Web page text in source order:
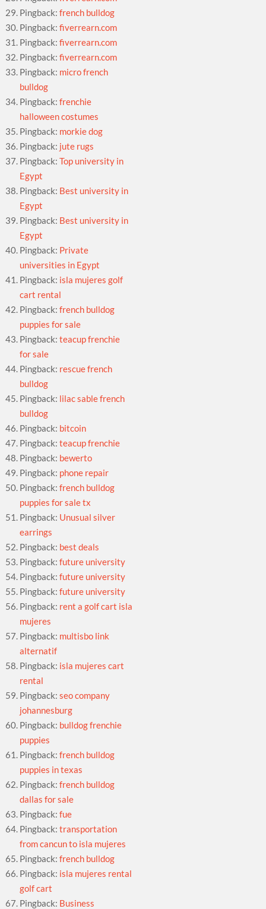
Pingback:french bulldog
Pingback:fiverrearn.com
Pingback:fiverrearn.com
Pingback:fiverrearn.com
Pingback: micro french
bulldog
Pingback:frenchie
halloween costumes
Pingback: morkie dog
Pingback: jute rugs
Pingback:Top university in
Egypt
Pingback: Best university in
Egypt
Pingback: Best university in
Egypt
Pingback: Private
universities in Egypt
Pingback: isla mujeres golf
cart rental
Pingback:french bulldog
puppies for sale
Pingback:teacup frenchie
for sale
Pingback: rescue french
bulldog
Pingback: lilac sable french
bulldog
Pingback: bitcoin
Pingback:teacup frenchie
Pingback: bewerto
Pingback: phone repair
Pingback:french bulldog
puppies for sale tx
Pingback: Unusual silver
earrings
Pingback: best deals
Pingback:future university
Pingback:future university
Pingback:future university
Pingback: rent a golf cart isla
mujeres
Pingback: multisbo link
alternatif
Pingback: isla mujeres cart
rental
Pingback:seo company
johannesburg
Pingback: bulldog frenchie
puppies
Pingback:french bulldog
puppies in texas
Pingback:french bulldog
dallas for sale
Pingback:fue
Pingback:transportation
from cancun to isla mujeres
Pingback:french bulldog
Pingback: isla mujeres rental
golf cart
Pingback: Business